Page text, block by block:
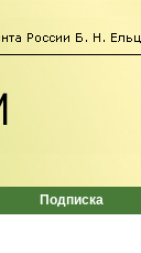
Подписка